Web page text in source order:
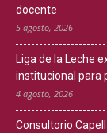
docente
5 agosto, 2026
Liga de la Leche
institucional para
4 agosto, 2026
Consultorio